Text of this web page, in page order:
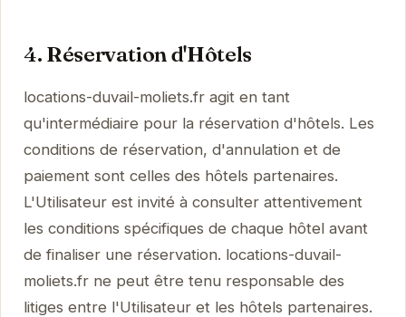
4. Réservation d'Hôtels
locations-duvail-moliets.fr agit en tant
qu'intermédiaire pour la réservation d'hôtels. Les
conditions de réservation, d'annulation et de
paiement sont celles des hôtels partenaires.
L'Utilisateur est invité à consulter attentivement
les conditions spécifiques de chaque hôtel avant
de finaliser une réservation. locations-duvail-
moliets.fr ne peut être tenu responsable des
litiges entre l'Utilisateur et les hôtels partenaires.